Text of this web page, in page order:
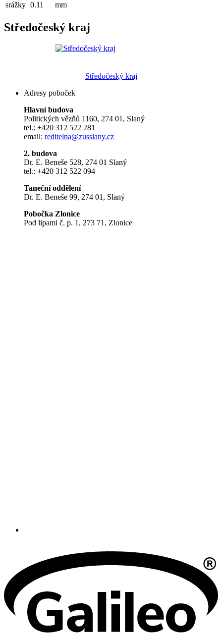
srážky 0.11 mm
Středočeský kraj
Středočeský kraj
Adresy poboček
Hlavní budova
Politických vězňů 1160, 274 01, Slaný
tel.: +420 312 522 281
email: reditelna@zusslany.cz
2. budova
Dr. E. Beneše 528, 274 01 Slaný
tel.: +420 312 522 094
Taneční oddělení
Dr. E. Beneše 99, 274 01, Slaný
Pobočka Zlonice
Pod lipami č. p. 1, 273 71, Zlonice